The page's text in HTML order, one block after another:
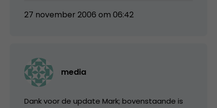
27 november 2006 om 06:42
media
Dank voor de update Mark; bovenstaande is